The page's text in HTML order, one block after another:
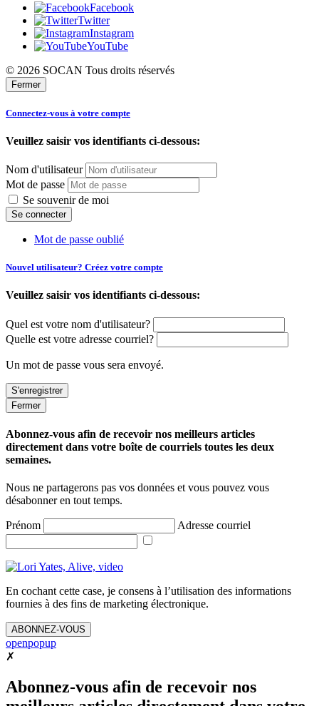
Facebook
Twitter
Instagram
YouTube
© 2026 SOCAN Tous droits réservés
Fermer
Connectez-vous à votre compte
Veuillez saisir vos identifiants ci-dessous:
Nom d'utilisateur
Mot de passe
Se souvenir de moi
Mot de passe oublié
Nouvel utilisateur? Créez votre compte
Veuillez saisir vos identifiants ci-dessous:
Quel est votre nom d'utilisateur?
Quelle est votre adresse courriel?
Un mot de passe vous sera envoyé.
Fermer
Abonnez-vous afin de recevoir nos meilleurs articles
directement dans votre boîte de courriels toutes les deux
semaines.
Nous ne partagerons pas vos données et vous pouvez vous
désabonner en tout temps.
Prénom Adresse courriel
En cochant cette case, je consens à l’utilisation des informations
fournies à des fins de marketing électronique.
ABONNEZ-VOUS
openpopup
✗
Abonnez-vous afin de recevoir nos